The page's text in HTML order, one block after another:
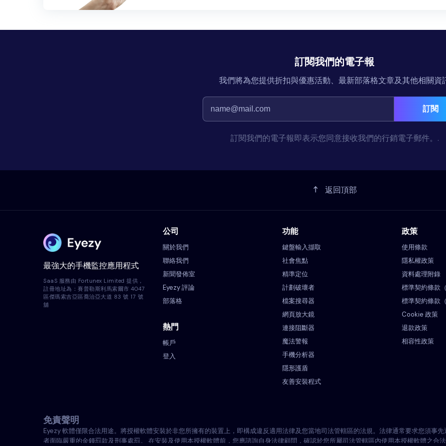
訂閱我們的電子報
我們將為您提供折扣與優惠活動、最新部落格文章及其他相關資
訂閱
訂閱我們的電子報即表示您同意接收我們的行銷電子郵件。.
返回頂部
最強大的手機監控應用程式
SaaS 服務由 Fortunex Limited 提供，
註冊地址為：賽普勒斯利馬索爾市 4047
區傑瑪索吉亞區喬治亞大道 83 號 17 號
舖
公司
關於我們
聯絡我們
新聞發佈室
Eyezy 評論
部落格
熱門
帳戶
登入
功能
鍵盤輸入擷取
社會焦點
精準定位
計劃破壞者
檔案搜尋器
網頁放大鏡
連接阻斷器
魔法警報
手機分析器
隱形護盾
友善安裝程式
政策
使用條款
隱私權政策
資料處理附錄
標準契約條款
標準契約條款
Cookie 政策
退款政策
相容性政策
免責聲明
Eyezy 軟體僅限合法用途。將授權軟體安裝於非您所擁有的裝置上，即構成違反適用法律及您當地司法管轄區的法規。法律通常要求您須事
者面臨嚴重的金錢罰款及刑事處罰。 在安裝及使用本授權軟體前，您應諮詢自身法律顧問，確認於您所屬司法管轄區內使用本授權軟體之合